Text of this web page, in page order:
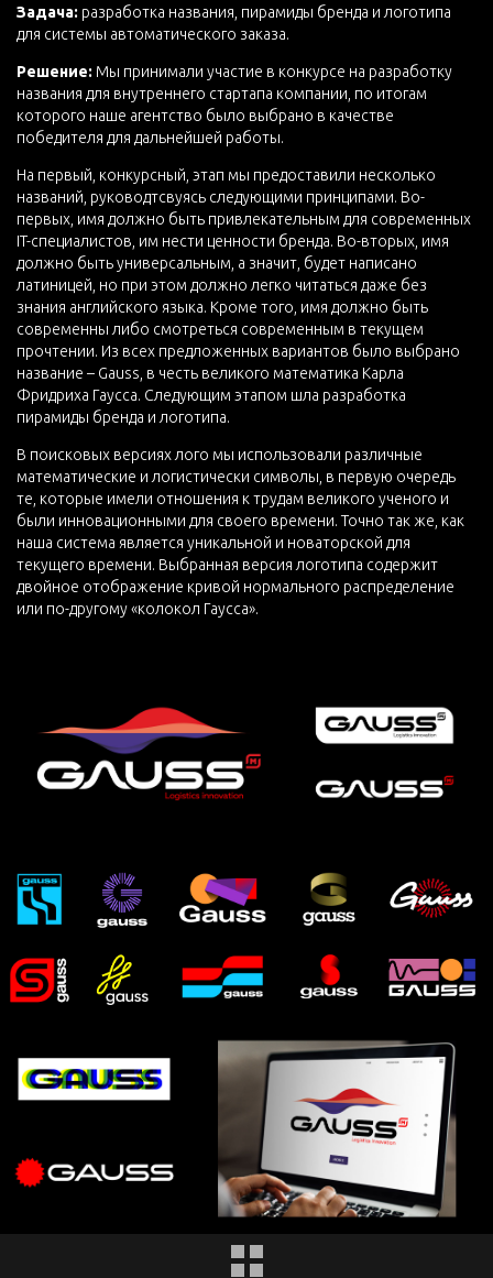
Задача: разработка названия, пирамиды бренда и логотипа
для системы автоматического заказа.
Решение: Мы принимали участие в конкурсе на разработку
названия для внутреннего стартапа компании, по итогам
которого наше агентство было выбрано в качестве
победителя для дальнейшей работы.
На первый, конкурсный, этап мы предоставили несколько
названий, руководтсвуясь следующими принципами. Во-
первых, имя должно быть привлекательным для современных
IT-специалистов, им нести ценности бренда. Во-вторых, имя
должно быть универсальным, а значит, будет написано
латиницей, но при этом должно легко читаться даже без
знания английского языка. Кроме того, имя должно быть
современны либо смотреться современным в текущем
прочтении. Из всех предложенных вариантов было выбрано
название – Gauss, в честь великого математика Карла
Фридриха Гаусса. Следующим этапом шла разработка
пирамиды бренда и логотипа.
В поисковых версиях лого мы использовали различные
математические и логистически символы, в первую очередь
те, которые имели отношения к трудам великого ученого и
были инновационными для своего времени. Точно так же, как
наша система является уникальной и новаторской для
текущего времени. Выбранная версия логотипа содержит
двойное отображение кривой нормального распределение
или по-другому «колокол Гаусса».